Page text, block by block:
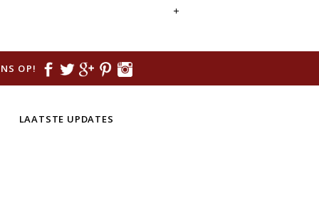
OP!
LAATSTE UPDATES